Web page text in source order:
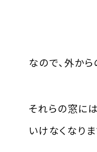
なので、外か
それらの窓に
いけなくなりま